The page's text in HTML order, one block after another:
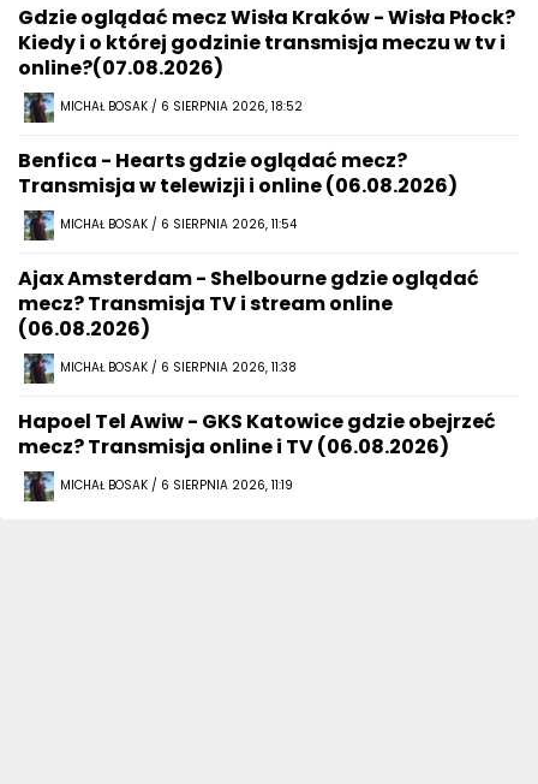
Gdzie oglądać mecz Wisła Kraków - Wisła Płock?
Kiedy i o której godzinie transmisja meczu w tv i
online?(07.08.2026)
MICHAŁ BOSAK / 6 SIERPNIA 2026, 18:52
Benfica - Hearts gdzie oglądać mecz?
Transmisja w telewizji i online (06.08.2026)
MICHAŁ BOSAK / 6 SIERPNIA 2026, 11:54
Ajax Amsterdam - Shelbourne gdzie oglądać
mecz? Transmisja TV i stream online
(06.08.2026)
MICHAŁ BOSAK / 6 SIERPNIA 2026, 11:38
Hapoel Tel Awiw - GKS Katowice gdzie obejrzeć
mecz? Transmisja online i TV (06.08.2026)
MICHAŁ BOSAK / 6 SIERPNIA 2026, 11:19